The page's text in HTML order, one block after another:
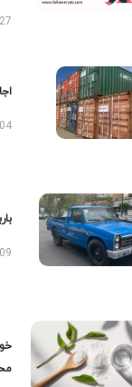
27 مرداد 1404
04 اسفند 1404
09 آبان 1403